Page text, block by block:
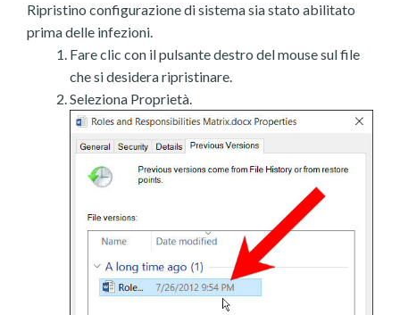
Ripristino configurazione di sistema sia stato abilitato
prima delle infezioni.
Fare clic con il pulsante destro del mouse sul file
che si desidera ripristinare.
Seleziona Proprietà.